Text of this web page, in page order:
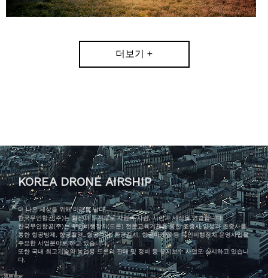
더보기 +
KOREA DRONE AIRSHIP
더 나은 세상을 위해 미래를 날다.
한국무인항공(주)는 혁신과 도전으로 사람과 사람, 사람과 세상을 연결합니다.
한국무인항공(주)는 무인비행장치(드론) 전문교육기관을 통한 조종사 양성과 조종사를
통한 항공방제, 항공촬영, 항공측량, 환경감시, 항공마케팅 등 무인비행장치 운영사업을
주요한 사업분야로 하고 있습니다.
또한 국내 최고기술의 농업용 드론의 판매 및 정비 등 유지보수 사업도 실시하고 있습니
다.